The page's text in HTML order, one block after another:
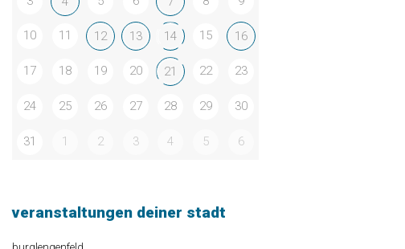
10 11 12 13 14 15 16
17 18 19 20 21 22 23
24 25 26 27 28 29 30
31 1 2 3 4 5 6
veranstaltungen deiner stadt
burglengenfeld